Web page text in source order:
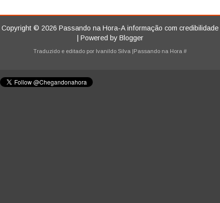
Copyright © 2026 Passando na Hora-A informação com credibilidade
| Powered by Blogger
Traduzido e editado por Ivanildo Silva |Passando na Hora #